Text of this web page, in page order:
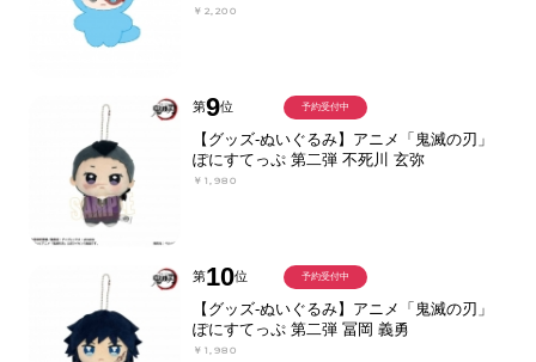
￥2,200
第9位
【グッズ-ぬいぐるみ】アニメ「鬼滅の刃」
ぽにすてっぷ 第二弾 不死川 玄弥
￥1,980
予約受付中
第10位
【グッズ-ぬいぐるみ】アニメ「鬼滅の刃」
ぽにすてっぷ 第二弾 冨岡 義勇
￥1,980
予約受付中